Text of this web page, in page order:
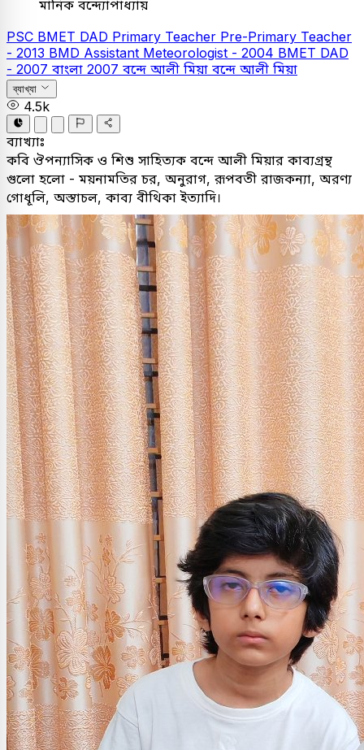
মানিক বন্দ্যোপাধ্যায়
PSC BMET DAD Primary Teacher Pre-Primary Teacher
- 2013 BMD Assistant Meteorologist - 2004 BMET DAD
- 2007 বাংলা 2007 বন্দে আলী মিয়া বন্দে আলী মিয়া
ব্যাখ্যা
4.5k
ব্যাখ্যাঃ
কবি ঔপন্যাসিক ও শিশু সাহিত্যক বন্দে আলী মিয়ার কাব্যগ্রন্থ
গুলো হলো - ময়নামতির চর, অনুরাগ, রূপবতী রাজকন্যা, অরণ্য
গোধূলি, অস্তাচল, কাব্য বীথিকা ইত্যাদি।